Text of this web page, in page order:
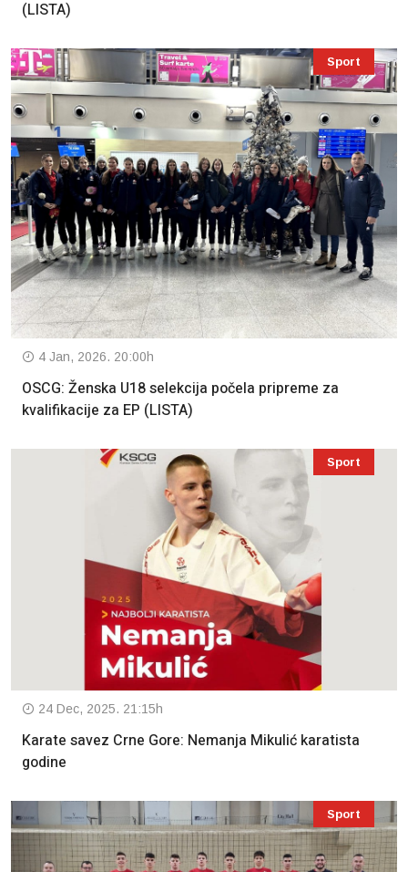
(LISTA)
Sport
4 Jan, 2026. 20:00h
OSCG: Ženska U18 selekcija počela pripreme za
kvalifikacije za EP (LISTA)
Sport
24 Dec, 2025. 21:15h
Karate savez Crne Gore: Nemanja Mikulić karatista
godine
Sport